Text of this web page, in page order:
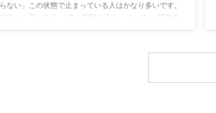
らない」この状態で止まっている人はかなり多いです。
結論から言います。“使う期間が決まっている or 緊急性
いるか ここを間違えると、無駄なコスト・通信トラブ